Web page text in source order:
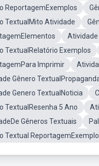
ReportagemExemplos
TextualMito Atividade
TextualRelatório Exemplos
Imprimir
Gênero
Genero TextualNoticia
TextualResenha 5 Ano
Gêneros Textuais
Textual ReportagemExemplo